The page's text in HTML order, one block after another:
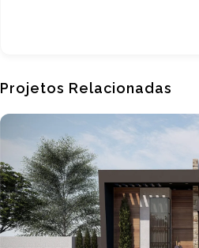
Projetos Relacionadas